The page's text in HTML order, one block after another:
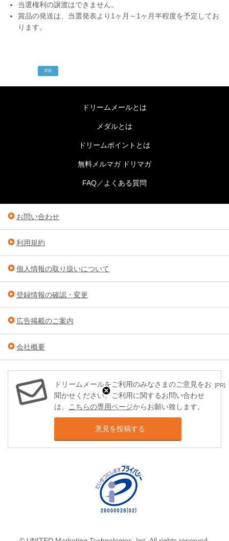
当選権利の譲渡はできません。
賞品の発送は、当選発表より1ヶ月～1ヶ月半程度を予定してお
ります。
[PR]
PR
ドリームメールとは
メダルとは
ドリームポイントとは
無料メルマガ ドリマガ
FAQ／よくある質問
お問い合わせ
利用規約
個人情報の取り扱いについて
登録情報の確認・変更
広告掲載のご案内
会社概要
ドリームメールをご利用のみなさまのご意見をお
聞かせください。ご利用に関するお問い合わせ
は、
こちらの専用ページからお願い致します。
意見を投稿する